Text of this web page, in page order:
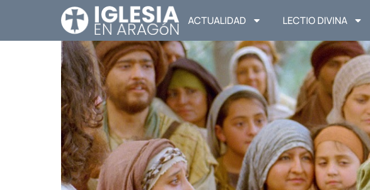
ACTUALIDAD LECTIO DIVINA